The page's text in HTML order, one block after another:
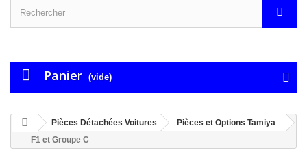
Panier (vide)
Pièces Détachées Voitures
Pièces et Options Tamiya
F1 et Groupe C